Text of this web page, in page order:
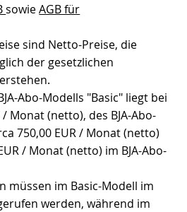
sowieAGB für
sind Netto-Preise, die
der gesetzlichen
Abo-Modells "Basic" liegt bei
Monat (netto), des BJA-Abo-
750,00 EUR / Monat (netto)
/ Monat (netto) im BJA-Abo-
müssen im Basic-Modell im
werden, während im